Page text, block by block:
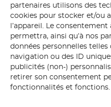
partenaires utilisons des
cookies pour stocker et/ou
l’appareil. Le
permettra, ainsi qu’à nos
données personnelles
navigation ou des ID
publicités (non-)
retirer son consentement
fonctionnalités et fonctions.